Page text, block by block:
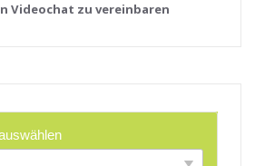
Videochat zu vereinbaren